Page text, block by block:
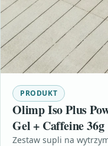
PRODUKT
Olimp Iso Plus
Gel + Caffeine 36g
Zestaw supli na